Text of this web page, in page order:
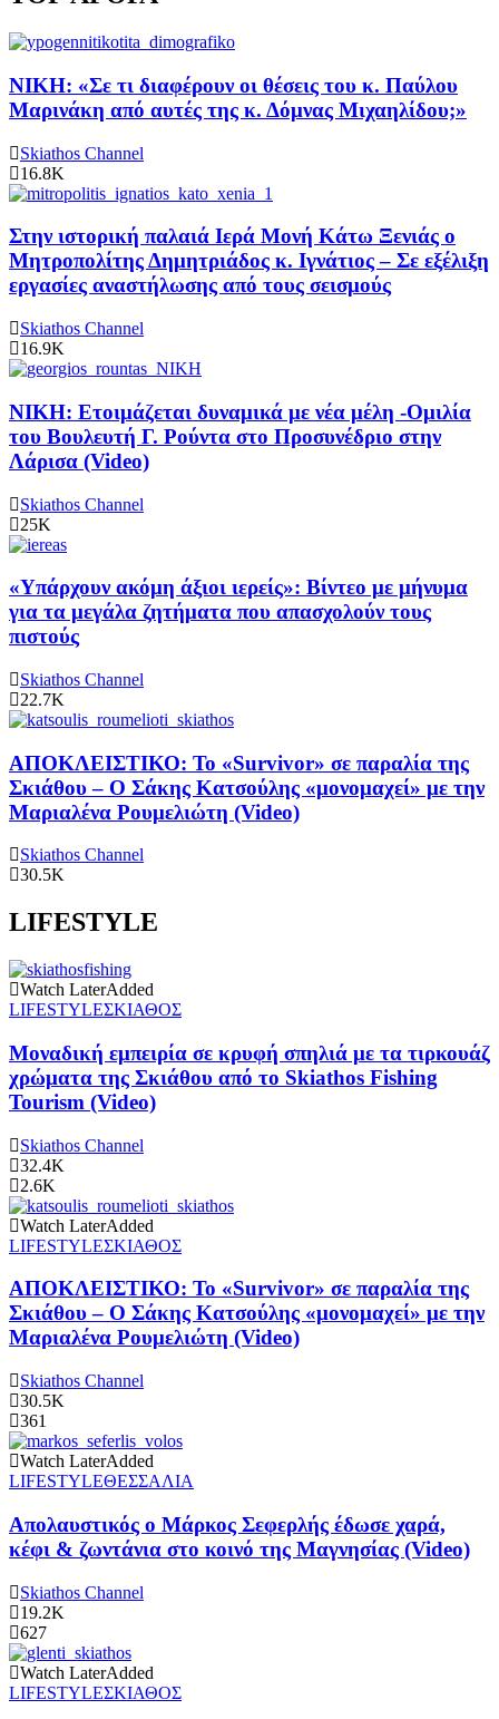
ΝΙΚΗ: «Σε τι διαφέρουν οι θέσεις του κ. Παύλου
Μαρινάκη από αυτές της κ. Δόμνας Μιχαηλίδου;»
Skiathos Channel
16.8K
Στην ιστορική παλαιά Ιερά Μονή Κάτω Ξενιάς ο
Μητροπολίτης Δημητριάδος κ. Ιγνάτιος – Σε εξέλιξη
εργασίες αναστήλωσης από τους σεισμούς
Skiathos Channel
16.9K
ΝΙΚΗ: Ετοιμάζεται δυναμικά με νέα μέλη -Ομιλία
του Βουλευτή Γ. Ρούντα στο Προσυνέδριο στην
Λάρισα (Video)
Skiathos Channel
25K
«Υπάρχουν ακόμη άξιοι ιερείς»: Βίντεο με μήνυμα
για τα μεγάλα ζητήματα που απασχολούν τους
πιστούς
Skiathos Channel
22.7K
ΑΠΟΚΛΕΙΣΤΙΚΟ: Το «Survivor» σε παραλία της
Σκιάθου – Ο Σάκης Κατσούλης «μονομαχεί» με την
Μαριαλένα Ρουμελιώτη (Video)
Skiathos Channel
30.5K
LIFESTYLE
Watch LaterAdded
LIFESTYLEΣΚΙΑΘΟΣ
Μοναδική εμπειρία σε κρυφή σπηλιά με τα τιρκουάζ
χρώματα της Σκιάθου από το Skiathos Fishing
Tourism (Video)
Skiathos Channel
32.4K
2.6K
Watch LaterAdded
LIFESTYLEΣΚΙΑΘΟΣ
ΑΠΟΚΛΕΙΣΤΙΚΟ: Το «Survivor» σε παραλία της
Σκιάθου – Ο Σάκης Κατσούλης «μονομαχεί» με την
Μαριαλένα Ρουμελιώτη (Video)
Skiathos Channel
30.5K
361
Watch LaterAdded
LIFESTYLEΘΕΣΣΑΛΙΑ
Απολαυστικός ο Μάρκος Σεφερλής έδωσε χαρά,
κέφι & ζωντάνια στο κοινό της Μαγνησίας (Video)
Skiathos Channel
19.2K
627
Watch LaterAdded
LIFESTYLEΣΚΙΑΘΟΣ